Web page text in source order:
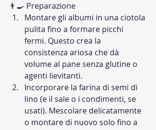
👨‍🍳 Preparazione
Montare gli albumi in una ciotola
pulita fino a formare picchi
fermi. Questo crea la
consistenza ariosa che dà
volume al pane senza glutine o
agenti lievitanti.
Incorporare la farina di semi di
lino (e il sale o i condimenti, se
usati). Mescolare delicatamente
o montare di nuovo solo fino a